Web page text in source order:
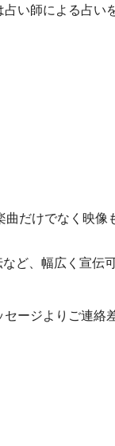
い師による占い
だけでなく映像
ど、幅広く宣伝
ージよりご連絡